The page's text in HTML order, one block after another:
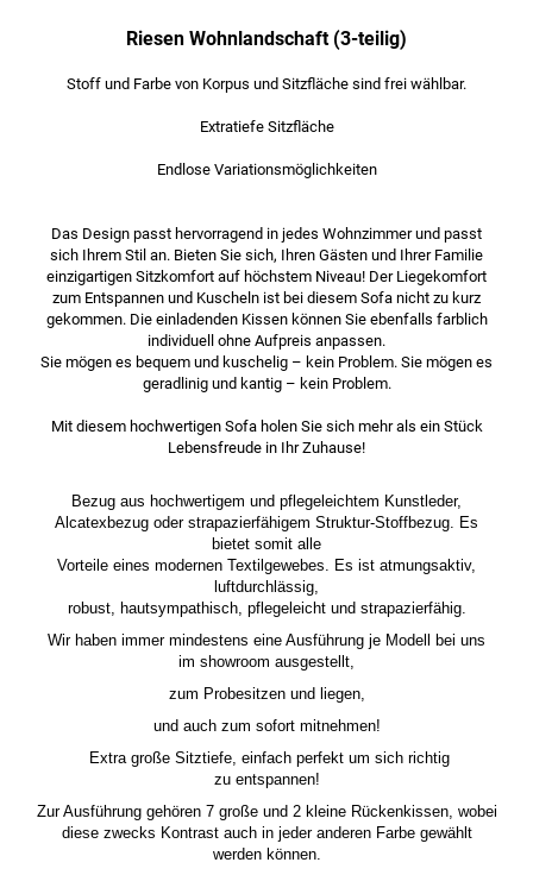
Riesen Wohnlandschaft (3-teilig)
Stoff und Farbe von Korpus und Sitzfläche sind frei wählbar.
Extratiefe Sitzfläche
Endlose Variationsmöglichkeiten
Das Design passt hervorragend in jedes Wohnzimmer und passt
sich Ihrem Stil an. Bieten Sie sich, Ihren Gästen und Ihrer Familie
einzigartigen Sitzkomfort auf höchstem Niveau! Der Liegekomfort
zum Entspannen und Kuscheln ist bei diesem Sofa nicht zu kurz
gekommen. Die einladenden Kissen können Sie ebenfalls farblich
individuell ohne Aufpreis anpassen.
Sie mögen es bequem und kuschelig – kein Problem. Sie mögen es
geradlinig und kantig – kein Problem.
Mit diesem hochwertigen Sofa holen Sie sich mehr als ein Stück
Lebensfreude in Ihr Zuhause!
Bezug aus hochwertigem und pflegeleichtem Kunstleder,
Alcatexbezug oder strapazierfähigem Struktur-Stoffbezug. Es
bietet somit alle
Vorteile eines modernen Textilgewebes. Es ist atmungsaktiv,
luftdurchlässig,
robust, hautsympathisch, pflegeleicht und strapazierfähig.
Wir haben immer mindestens eine Ausführung je Modell bei uns
im showroom ausgestellt,
zum Probesitzen und liegen,
und auch zum sofort mitnehmen!
Extra große Sitztiefe, einfach perfekt um sich richtig
zu entspannen!
Zur Ausführung gehören 7 große und 2 kleine Rückenkissen, wobei
diese zwecks Kontrast auch in jeder anderen Farbe gewählt
werden können.